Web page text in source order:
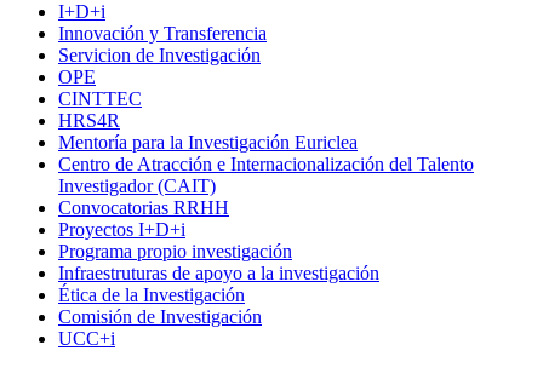
I+D+i
Innovación y Transferencia
Servicion de Investigación
OPE
CINTTEC
HRS4R
Mentoría para la Investigación Euriclea
Centro de Atracción e Internacionalización del Talento
Investigador (CAIT)
Convocatorias RRHH
Proyectos I+D+i
Programa propio investigación
Infraestruturas de apoyo a la investigación
Ética de la Investigación
Comisión de Investigación
UCC+i